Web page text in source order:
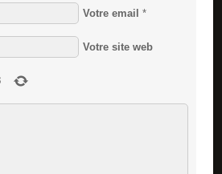
Votre email *
Votre site web